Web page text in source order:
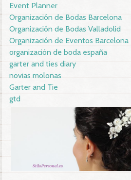
Event Planner
Organización de Bodas Barcelona
Organización de Bodas Valladolid
Organización de Eventos Barcelona
organización de boda españa
garter and ties diary
novias molonas
Garter and Tie
gtd